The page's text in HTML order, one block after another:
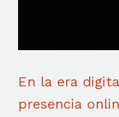
En la era
presencia